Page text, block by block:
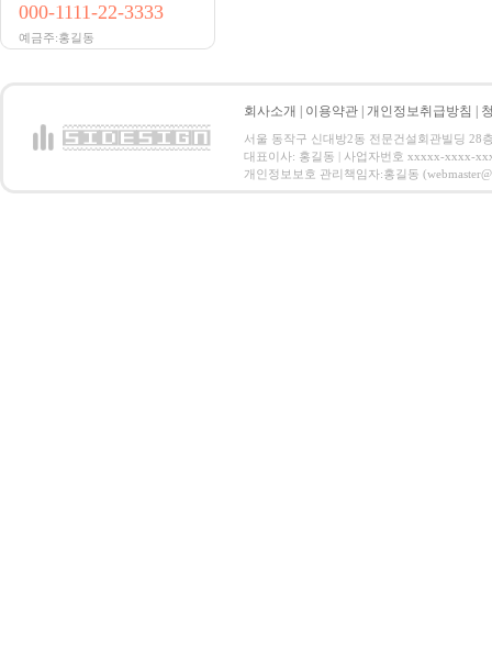
000-1111-22-3333
예금주:홍길동
회사소개 이용약관 개인정보취급방침
서울 동작구 신대방2동 전문건설회관빌딩 28
대표이사: 홍길동 | 사업자번호 xxxxx-xxxx-
개인정보보호 관리책임자:홍길동